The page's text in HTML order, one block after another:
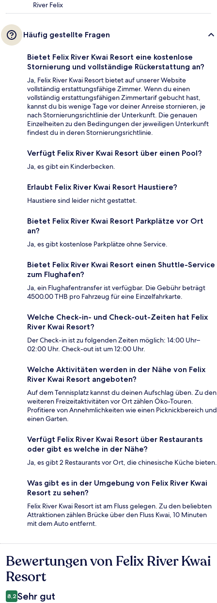
River Felix
Häufig gestellte Fragen
Bietet Felix River Kwai Resort eine kostenlose
Stornierung und vollständige Rückerstattung an?
Ja, Felix River Kwai Resort bietet auf unserer Website
vollständig erstattungsfähige Zimmer. Wenn du einen
vollständig erstattungsfähigen Zimmertarif gebucht hast,
kannst du bis wenige Tage vor deiner Anreise stornieren, je
nach Stornierungsrichtlinie der Unterkunft. Die genauen
Einzelheiten zu den Bedingungen der jeweiligen Unterkunft
findest du in deren Stornierungsrichtlinie.
Verfügt Felix River Kwai Resort über einen Pool?
Ja, es gibt ein Kinderbecken.
Erlaubt Felix River Kwai Resort Haustiere?
Haustiere sind leider nicht gestattet.
Bietet Felix River Kwai Resort Parkplätze vor Ort
an?
Ja, es gibt kostenlose Parkplätze ohne Service.
Bietet Felix River Kwai Resort einen Shuttle-Service
zum Flughafen?
Ja, ein Flughafentransfer ist verfügbar. Die Gebühr beträgt
4500.00 THB pro Fahrzeug für eine Einzelfahrkarte.
Welche Check-in- und Check-out-Zeiten hat Felix
River Kwai Resort?
Der Check-in ist zu folgenden Zeiten möglich: 14:00 Uhr–
02:00 Uhr. Check-out ist um 12:00 Uhr.
Welche Aktivitäten werden in der Nähe von Felix
River Kwai Resort angeboten?
Auf dem Tennisplatz kannst du deinen Aufschlag üben. Zu den
weiteren Freizeitaktivitäten vor Ort zählen Öko-Touren.
Profitiere von Annehmlichkeiten wie einen Picknickbereich und
einen Garten.
Verfügt Felix River Kwai Resort über Restaurants
oder gibt es welche in der Nähe?
Ja, es gibt 2 Restaurants vor Ort, die chinesische Küche bieten.
Was gibt es in der Umgebung von Felix River Kwai
Resort zu sehen?
Felix River Kwai Resort ist am Fluss gelegen. Zu den beliebten
Attraktionen zählen Brücke über den Fluss Kwai, 10 Minuten
mit dem Auto entfernt.
Bewertungen
Bewertungen von Felix River Kwai
Resort
8,2 Sehr gut